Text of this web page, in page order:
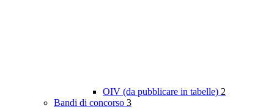
OIV (da pubblicare in tabelle) 2
Bandi di concorso 3